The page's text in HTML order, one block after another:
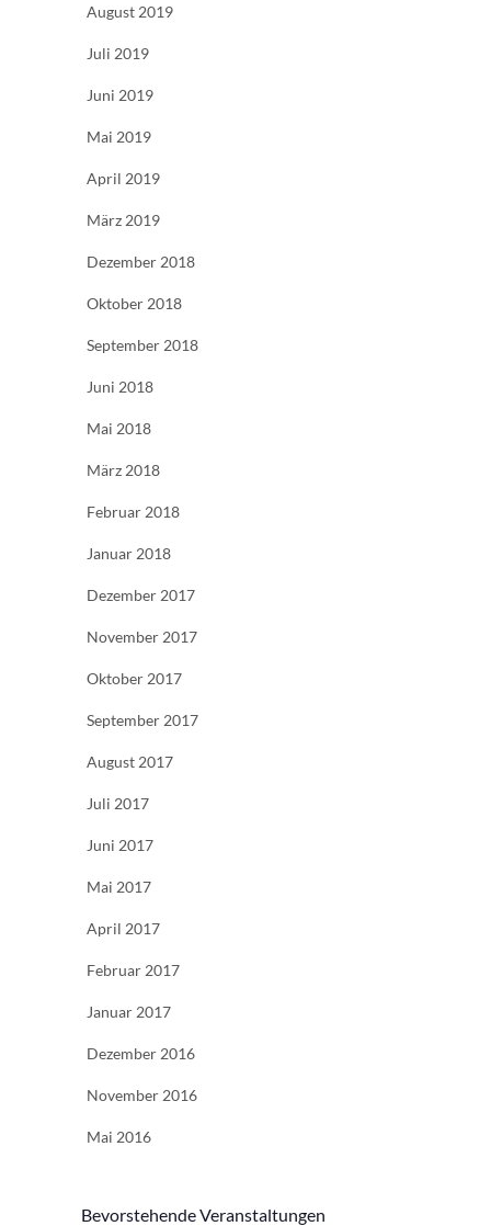
August 2019
Juli 2019
Juni 2019
Mai 2019
April 2019
März 2019
Dezember 2018
Oktober 2018
September 2018
Juni 2018
Mai 2018
März 2018
Februar 2018
Januar 2018
Dezember 2017
November 2017
Oktober 2017
September 2017
August 2017
Juli 2017
Juni 2017
Mai 2017
April 2017
Februar 2017
Januar 2017
Dezember 2016
November 2016
Mai 2016
Bevorstehende Veranstaltungen